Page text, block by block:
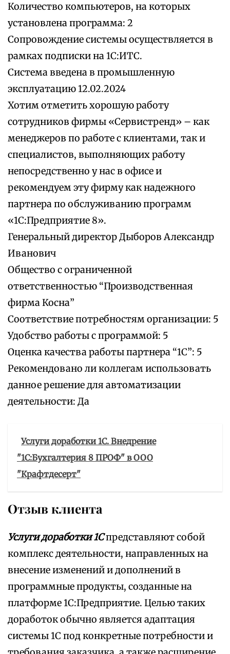
Количество компьютеров, на которых
установлена программа: 2
Сопровождение системы осуществляется в
рамках подписки на 1С:ИТС.
Система введена в промышленную
эксплуатацию 12.02.2024
Хотим отметить хорошую работу
сотрудников фирмы «Сервистренд» – как
менеджеров по работе с клиентами, так и
специалистов, выполняющих работу
непосредственно у нас в офисе и
рекомендуем эту фирму как надежного
партнера по обслуживанию программ
«1С:Предприятие 8».
Генеральный директор Дыборов Александр
Иванович
Общество с ограниченной
ответственностью “Производственная
фирма Косна”
Соответствие потребностям организации: 5
Удобство работы с программой: 5
Оценка качества работы партнера “1С”: 5
Рекомендовано ли коллегам использовать
данное решение для автоматизации
деятельности: Да
Услуги доработки 1С. Внедрение
"1С:Бухгалтерия 8 ПРОФ" в ООО
"Крафтдесерт"
Отзыв клиента
Услуги доработки 1Спредставляют собой
комплекс деятельности, направленных на
внесение изменений и дополнений в
программные продукты, созданные на
платформе 1С:Предприятие. Целью таких
доработок обычно является адаптация
системы 1С под конкретные потребности и